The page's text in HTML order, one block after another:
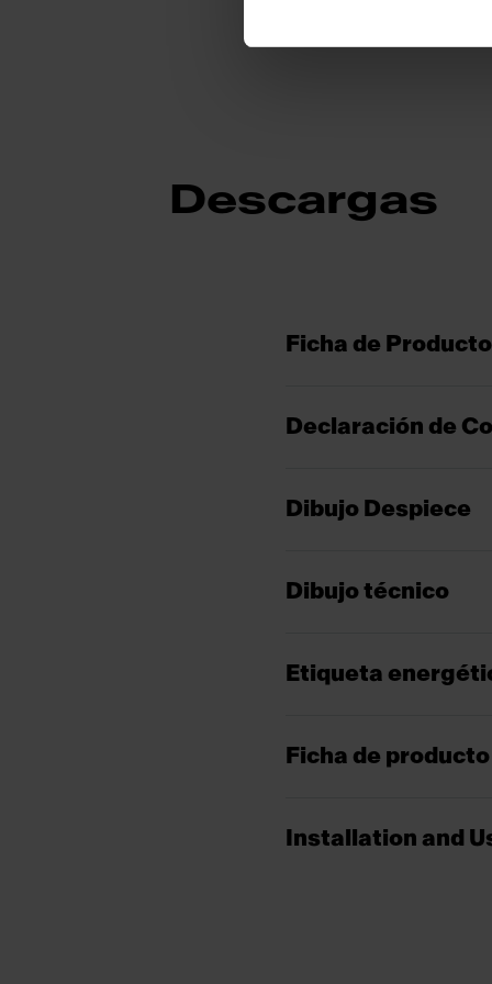
Descargas
Ficha de Producto
Declaración de
Dibujo Despiece
Dibujo técnico
Etiqueta
Ficha de producto
Installation and